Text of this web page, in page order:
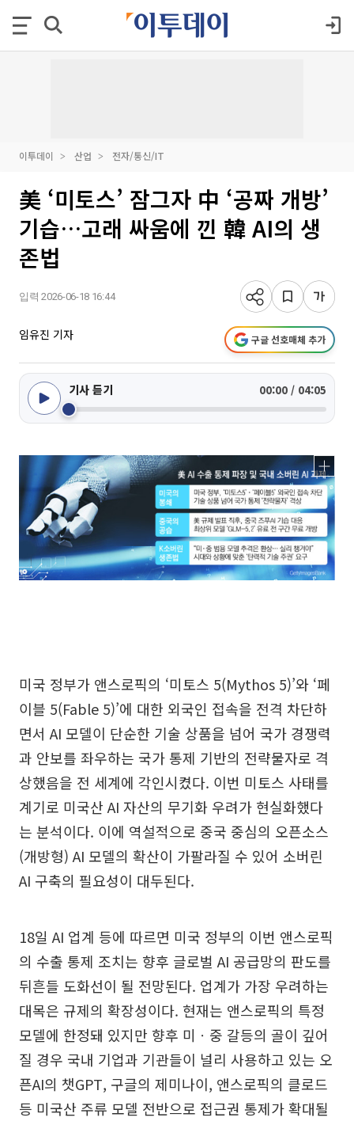
이투데이 산업 전자/통신/IT
美 ‘미토스’ 잠그자 中 ‘공짜 개방’
기습…고래 싸움에 낀 韓 AI의 생
존법
입력 2026-06-18 16:44
임유진 기자 구글 선호매체 추가
기사 듣기 00:00 / 04:05
미국 정부가 앤스로픽의 ‘미토스 5(Mythos 5)’와 ‘페
이블 5(Fable 5)’에 대한 외국인 접속을 전격 차단하
면서 AI 모델이 단순한 기술 상품을 넘어 국가 경쟁력
과 안보를 좌우하는 국가 통제 기반의 전략물자로 격
상했음을 전 세계에 각인시켰다. 이번 미토스 사태를
계기로 미국산 AI 자산의 무기화 우려가 현실화했다
는 분석이다. 이에 역설적으로 중국 중심의 오픈소스
(개방형) AI 모델의 확산이 가팔라질 수 있어 소버린
AI 구축의 필요성이 대두된다.
18일 AI 업계 등에 따르면 미국 정부의 이번 앤스로픽
의 수출 통제 조치는 향후 글로벌 AI 공급망의 판도를
뒤흔들 도화선이 될 전망된다. 업계가 가장 우려하는
대목은 규제의 확장성이다. 현재는 앤스로픽의 특정
모델에 한정돼 있지만 향후 미ㆍ중 갈등의 골이 깊어
질 경우 국내 기업과 기관들이 널리 사용하고 있는 오
픈AI의 챗GPT, 구글의 제미나이, 앤스로픽의 클로드
등 미국산 주류 모델 전반으로 접근권 통제가 확대될